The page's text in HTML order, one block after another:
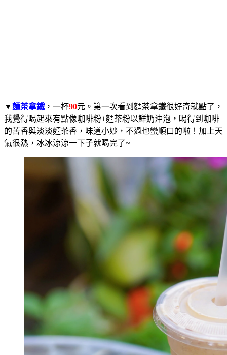
▼麵茶拿鐵，一杯90元。第一次看到麵茶拿鐵很好奇就點了，
我覺得喝起來有點像咖啡粉+麵茶粉以鮮奶沖泡，喝得到咖啡
的苦香與淡淡麵茶香，味道小妙，不過也蠻順口的啦！加上天
氣很熱，冰冰涼涼一下子就喝完了~